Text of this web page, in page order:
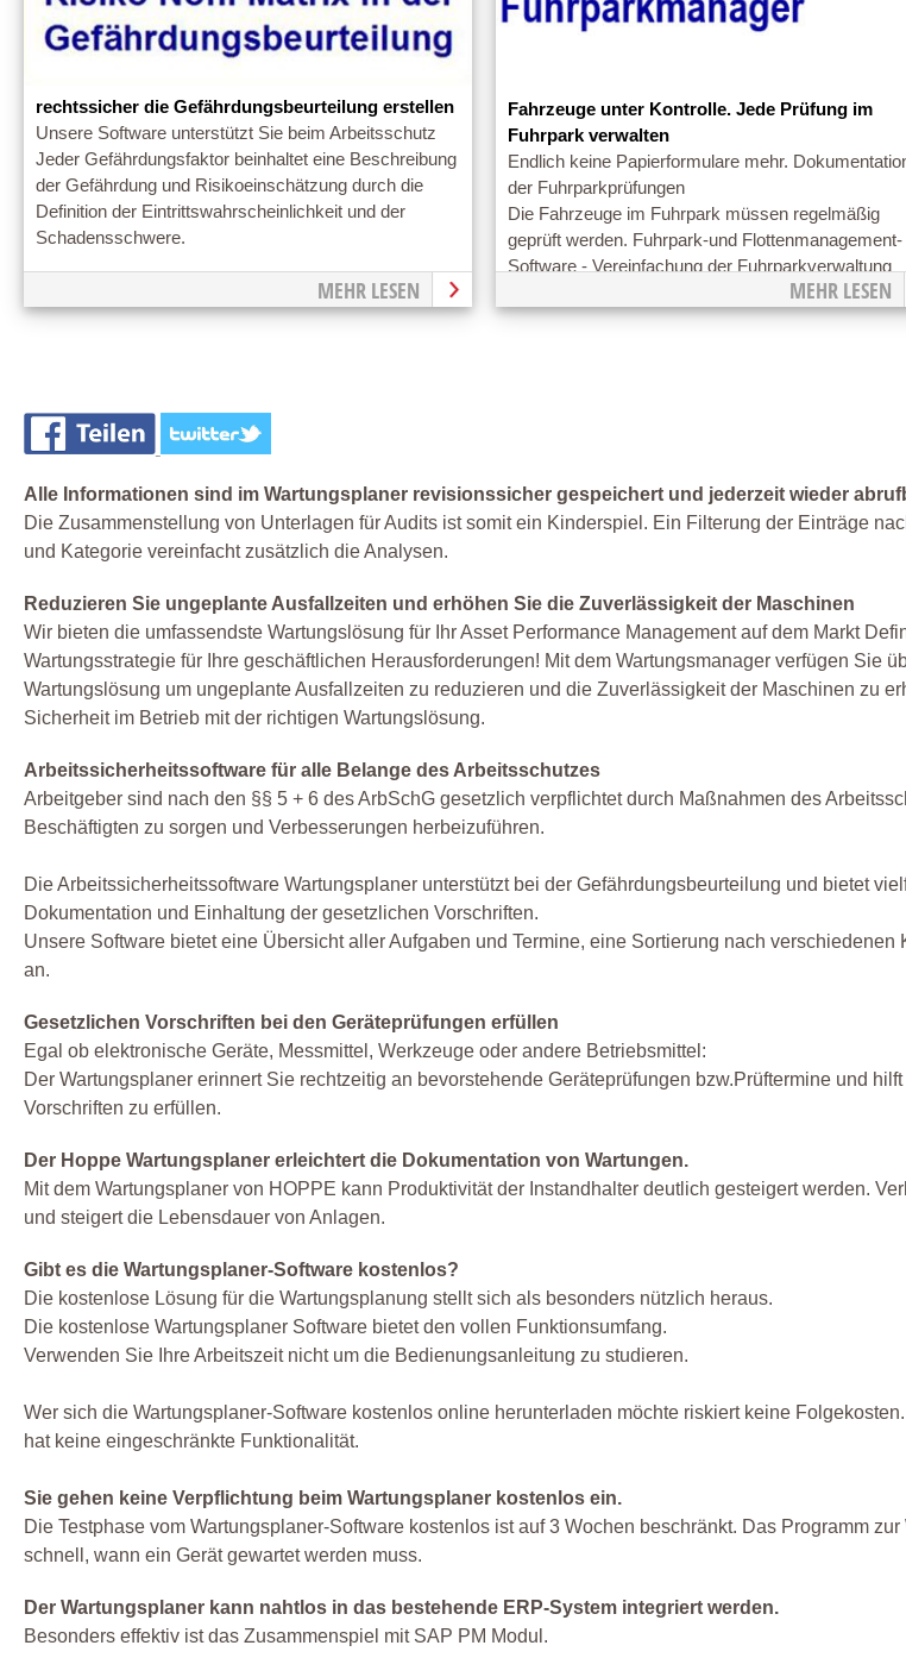
rechtssicher die Gefährdungsbeurteilung erstellen
Unsere Software unterstützt Sie beim Arbeitsschutz
Jeder Gefährdungsfaktor beinhaltet eine Beschreibung
der Gefährdung und Risikoeinschätzung durch die
Definition der Eintrittswahrscheinlichkeit und der
Schadensschwere.
MEHR LESEN
Fahrzeuge unter Kontrolle. Jede Prüfung im
Fuhrpark verwalten
Endlich keine Papierformulare mehr.
der Fuhrparkprüfungen
Die Fahrzeuge im Fuhrpark müssen regelmäßig
geprüft werden. Fuhrpark-und Flottenmanagement-
Software - Vereinfachung der Fuhrparkverwaltung
MEHR LESEN
Alle Informationen sind im Wartungsplaner revisionssicher gespeichert und jederzeit wieder
Die Zusammenstellung von Unterlagen für Audits ist somit ein Kinderspiel. Ein Filterung der Einträge
und Kategorie vereinfacht zusätzlich die Analysen.
Reduzieren Sie ungeplante Ausfallzeiten und erhöhen Sie die Zuverlässigkeit der Maschinen
Wir bieten die umfassendste Wartungslösung für Ihr Asset Performance Management auf dem Markt
Wartungsstrategie für Ihre geschäftlichen Herausforderungen! Mit dem Wartungsmanager verfügen Sie
Wartungslösung um ungeplante Ausfallzeiten zu reduzieren und die Zuverlässigkeit der Maschinen zu
Sicherheit im Betrieb mit der richtigen Wartungslösung.
Arbeitssicherheitssoftware für alle Belange des Arbeitsschutzes
Arbeitgeber sind nach den §§ 5 + 6 des ArbSchG gesetzlich verpflichtet durch Maßnahmen des
Beschäftigten zu sorgen und Verbesserungen herbeizuführen.
Die Arbeitssicherheitssoftware Wartungsplaner unterstützt bei der Gefährdungsbeurteilung und bietet
Dokumentation und Einhaltung der gesetzlichen Vorschriften.
Unsere Software bietet eine Übersicht aller Aufgaben und Termine, eine Sortierung nach verschiedenen
an.
Gesetzlichen Vorschriften bei den Geräteprüfungen erfüllen
Egal ob elektronische Geräte, Messmittel, Werkzeuge oder andere Betriebsmittel:
Der Wartungsplaner erinnert Sie rechtzeitig an bevorstehende Geräteprüfungen bzw.Prüftermine und
Vorschriften zu erfüllen.
Der Hoppe Wartungsplaner erleichtert die Dokumentation von Wartungen.
Mit dem Wartungsplaner von HOPPE kann Produktivität der Instandhalter deutlich gesteigert werden.
und steigert die Lebensdauer von Anlagen.
Gibt es die Wartungsplaner-Software kostenlos?
Die kostenlose Lösung für die Wartungsplanung stellt sich als besonders nützlich heraus.
Die kostenlose Wartungsplaner Software bietet den vollen Funktionsumfang.
Verwenden Sie Ihre Arbeitszeit nicht um die Bedienungsanleitung zu studieren.
Wer sich die Wartungsplaner-Software kostenlos online herunterladen möchte riskiert keine
hat keine eingeschränkte Funktionalität.
Sie gehen keine Verpflichtung beim Wartungsplaner kostenlos ein.
Die Testphase vom Wartungsplaner-Software kostenlos ist auf 3 Wochen beschränkt. Das Programm
schnell, wann ein Gerät gewartet werden muss.
Der Wartungsplaner kann nahtlos in das bestehende ERP-System integriert werden.
Besonders effektiv ist das Zusammenspiel mit SAP PM Modul.